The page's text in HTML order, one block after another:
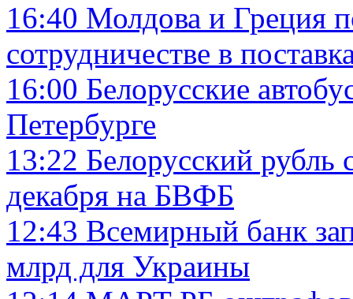
16:40 Молдова и Греция
сотрудничестве в
16:00 Белорусские
Петербурге
13:22 Белорусский
декабря на БВФБ
12:43 Всемирный банк
млрд для Украины